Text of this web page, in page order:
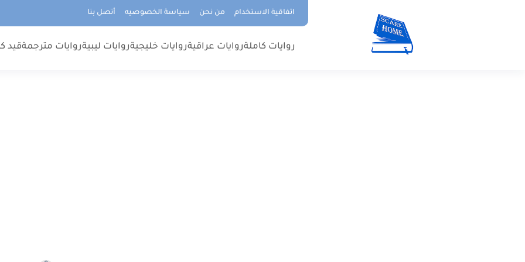
اتفاقية الاستخدام من نحن سياسة الخصوصيه أتصل بنا
روايات كاملةروايات عراقيةروايات خليجيةروايات ليبيةروايات مترجمةقيد